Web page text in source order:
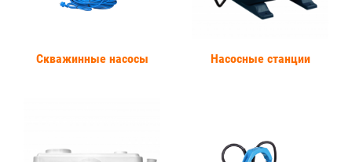
Скважинные насосы Насосные станции